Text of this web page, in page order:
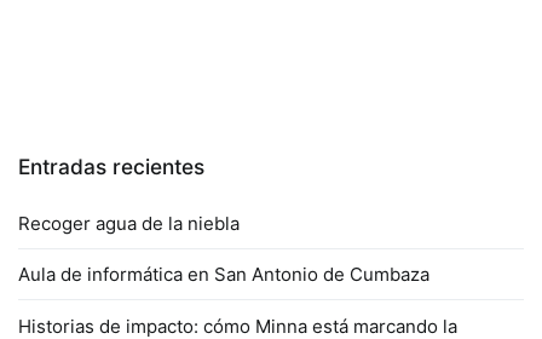
Entradas recientes
Recoger agua de la niebla
Aula de informática en San Antonio de Cumbaza
Historias de impacto: cómo Minna está marcando la